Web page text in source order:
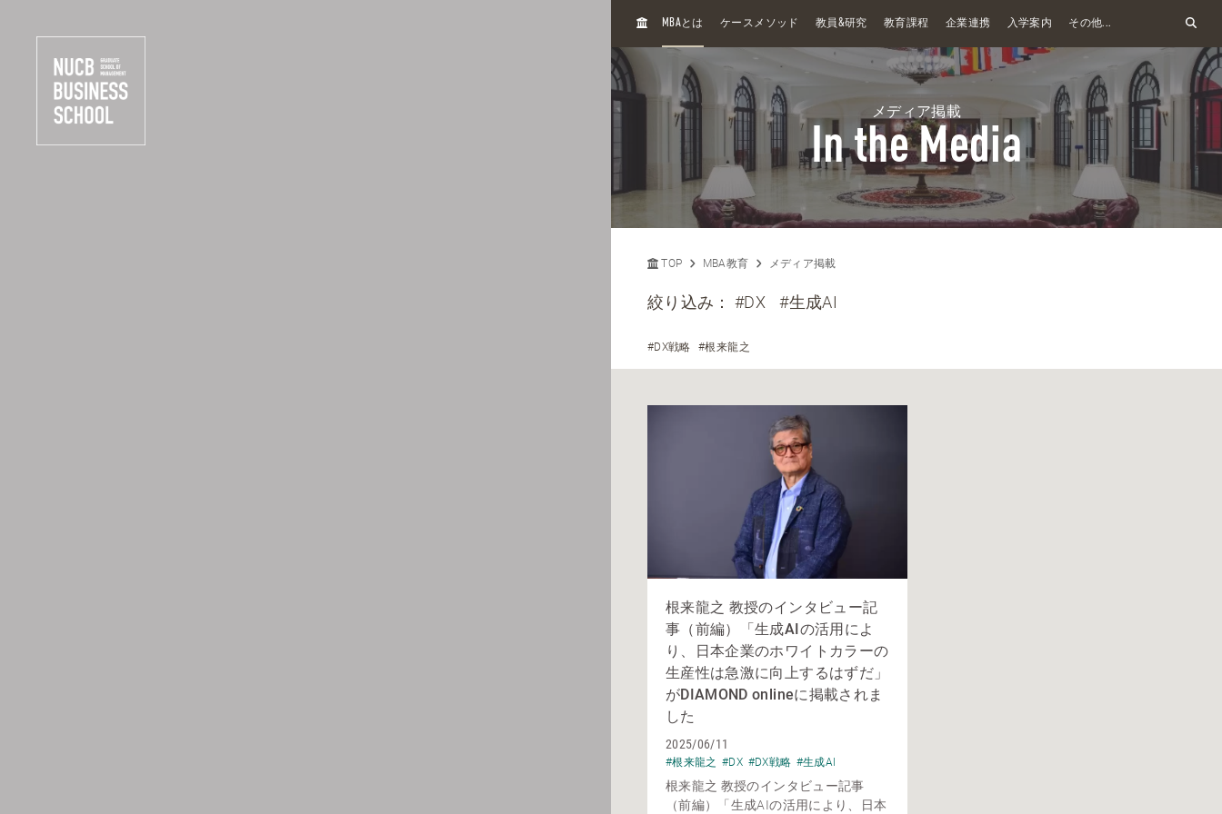
H
MBAとは ケースメソッド 教員&研究 教育課程 企業連携 入学案内 その他...
メディア掲載
In the Media
TOP MBA教育 メディア掲載
絞り込み：#DX #生成AI
#DX戦略 #根来龍之
根来龍之 教授のインタビュー記
事（前編）「生成AIの活用によ
り、日本企業のホワイトカラーの
生産性は急激に向上するはずだ」
がDIAMOND onlineに掲載されま
した
2025/06/11
#根来龍之 #DX #DX戦略 #生成AI
根来龍之 教授のインタビュー記事
（前編）「生成AIの活用により、日本